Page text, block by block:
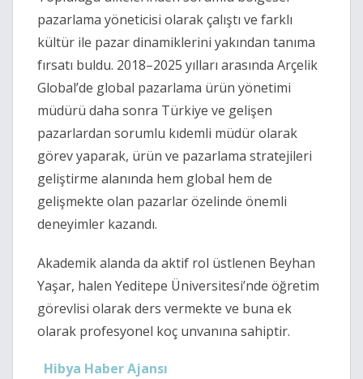
pazarlama yöneticisi olarak çalıştı ve farklı
kültür ile pazar dinamiklerini yakından tanıma
fırsatı buldu. 2018–2025 yılları arasında Arçelik
Global’de global pazarlama ürün yönetimi
müdürü daha sonra Türkiye ve gelişen
pazarlardan sorumlu kıdemli müdür olarak
görev yaparak, ürün ve pazarlama stratejileri
geliştirme alanında hem global hem de
gelişmekte olan pazarlar özelinde önemli
deneyimler kazandı.
Akademik alanda da aktif rol üstlenen Beyhan
Yaşar, halen Yeditepe Üniversitesi’nde öğretim
görevlisi olarak ders vermekte ve buna ek
olarak profesyonel koç unvanına sahiptir.
Hibya Haber Ajansı